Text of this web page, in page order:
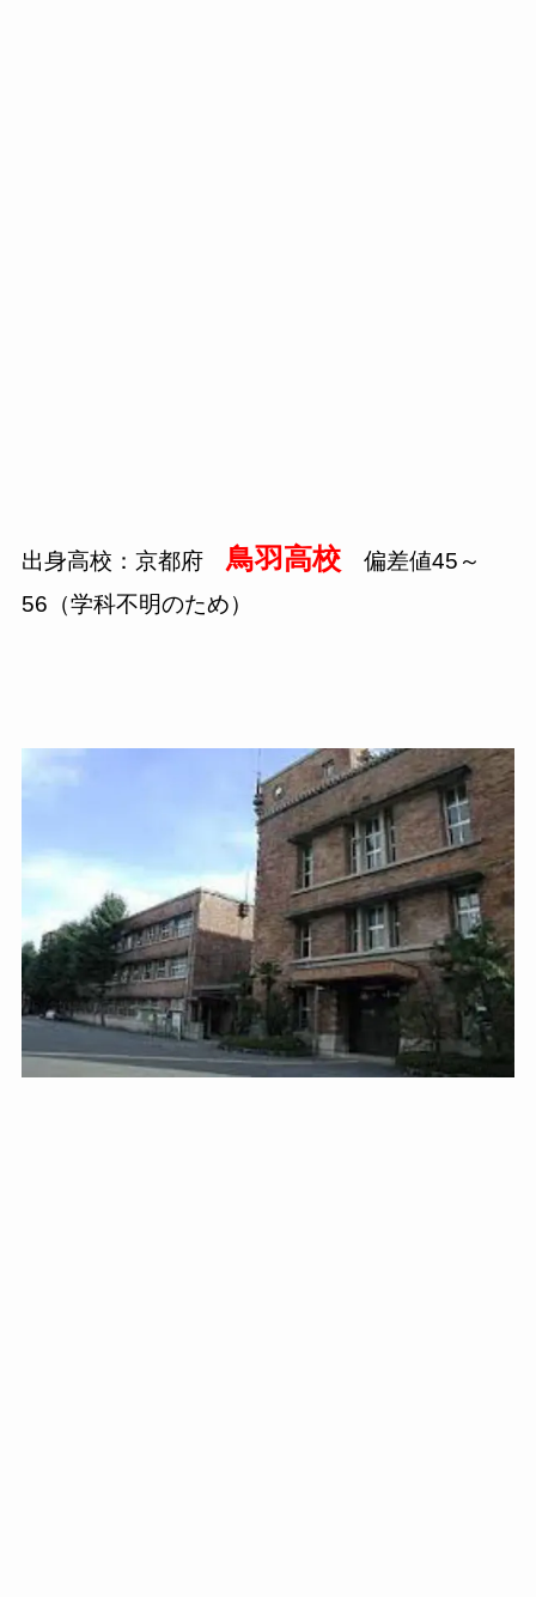
出身高校：京都府 鳥羽高校偏差値45～
56（学科不明のため）